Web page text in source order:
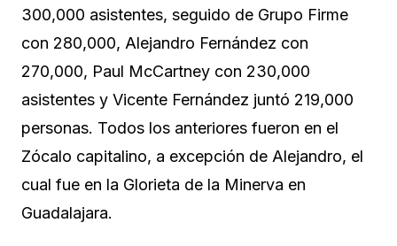
300,000 asistentes, seguido de Grupo Firme
con 280,000, Alejandro Fernández con
270,000, Paul McCartney con 230,000
asistentes y Vicente Fernández juntó 219,000
personas. Todos los anteriores fueron en el
Zócalo capitalino, a excepción de Alejandro, el
cual fue en la Glorieta de la Minerva en
Guadalajara.